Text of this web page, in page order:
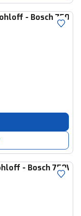
- Bosch
- Bosch 750WH